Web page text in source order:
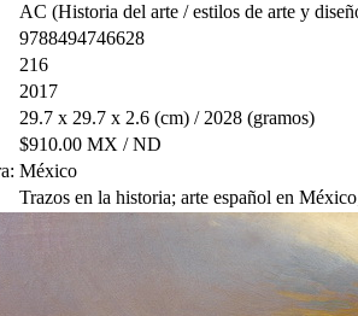
AC (Historia del arte / estilos de arte y
9788494746628
216
2017
29.7 x 29.7 x 2.6 (cm) / 2028 (gramos)
$910.00 MX / ND
México
Trazos en la historia; arte español en